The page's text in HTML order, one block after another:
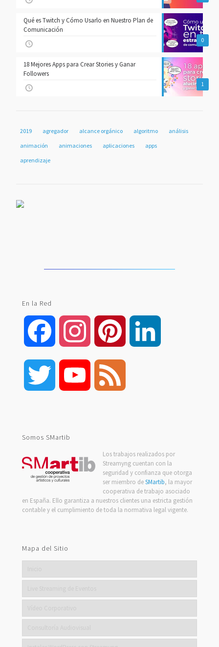
0
Qué es Twitch y Cómo Usarlo en Nuestro Plan de
Comunicación
1
18 Mejores Apps para Crear Stories y Ganar
Followers
2019 agregador alcance orgánico algoritmo
análisis
animación
animaciones aplicaciones
apps
aprendizaje
En la Red
Facebook Instagram Pinterest
Twitter YouTube
Somos SMartib
Los trabajos realizados por
Streamyng cuentan con la
seguridad y confianza que otorga
ser miembro deSMartib, la mayor
cooperativa de trabajo asociado
en España. Ello garantiza a nuestros clientes una estricta gestión
contable y el cumplimiento de toda la normativa legal vigente.
Mapa del Sitio